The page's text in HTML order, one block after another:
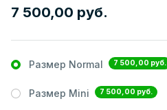
7 500,00 руб.
Размер Normal 7 500,00 руб.
Размер Mini 7 500,00 руб.